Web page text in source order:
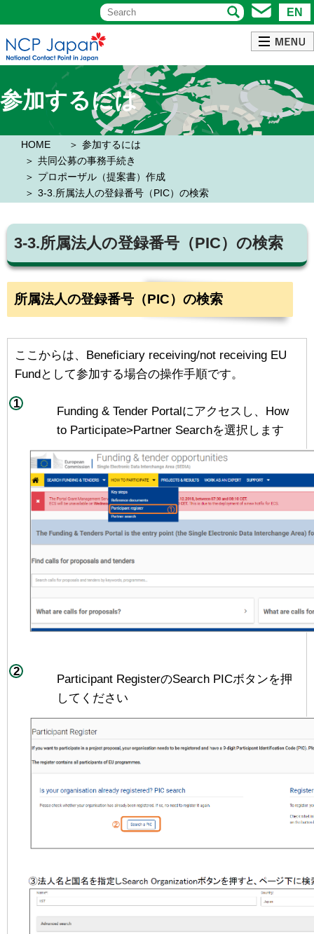
EN
参加するには
HOME
参加するには
共同公募の事務手続き
プロポーザル（提案書）作成
3-3.所属法人の登録番号（PIC）の検索
3-3.所属法人の登録番号（PIC）の検索
所属法人の登録番号（PIC）の検索
ここからは、Beneficiary receiving/not receiving EU
Fundとして参加する場合の操作手順です。
Funding & Tender Portalにアクセスし、How
to Participate>Partner Searchを選択します
Participant RegisterのSearch PICボタンを押
してください